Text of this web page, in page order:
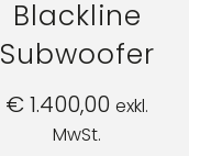
Blackline
Subwoofer
€1.400,00 exkl.
MwSt.